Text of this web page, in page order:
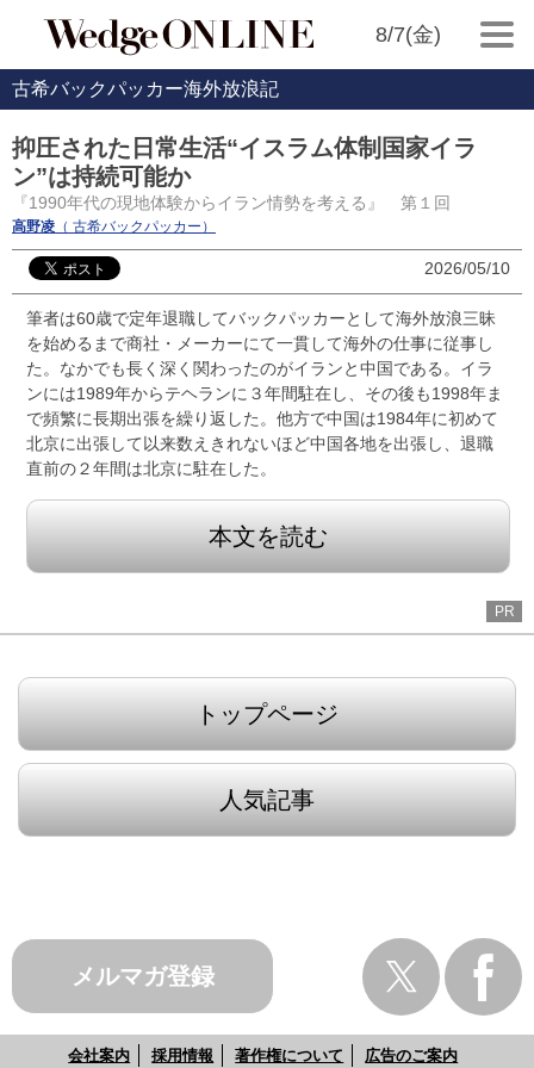
8/7(金)
古希バックパッカー海外放浪記
抑圧された日常生活“イスラム体制国家イラ
ン”は持続可能か
『1990年代の現地体験からイラン情勢を考える』 第１回
高野凌 （ 古希バックパッカー）
2026/05/10
筆者は60歳で定年退職してバックパッカーとして海外放浪三昧
を始めるまで商社・メーカーにて一貫して海外の仕事に従事し
た。なかでも長く深く関わったのがイランと中国である。イラ
ンには1989年からテヘランに３年間駐在し、その後も1998年ま
で頻繁に長期出張を繰り返した。他方で中国は1984年に初めて
北京に出張して以来数えきれないほど中国各地を出張し、退職
直前の２年間は北京に駐在した。
本文を読む
PR
トップページ
人気記事
メルマガ登録
会社案内 採用情報 著作権について 広告のご案内